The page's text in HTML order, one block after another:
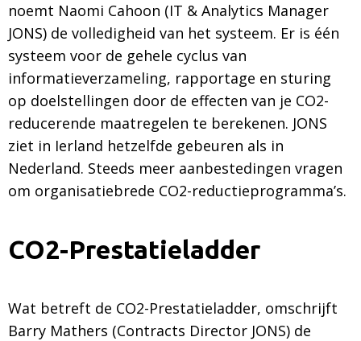
noemt Naomi Cahoon (IT & Analytics Manager
JONS) de volledigheid van het systeem. Er is één
systeem voor de gehele cyclus van
informatieverzameling, rapportage en sturing
op doelstellingen door de effecten van je CO2-
reducerende maatregelen te berekenen. JONS
ziet in Ierland hetzelfde gebeuren als in
Nederland. Steeds meer aanbestedingen vragen
om organisatiebrede CO2-reductieprogramma’s.
CO2-Prestatieladder
Wat betreft de CO2-Prestatieladder, omschrijft
Barry Mathers (Contracts Director JONS) de